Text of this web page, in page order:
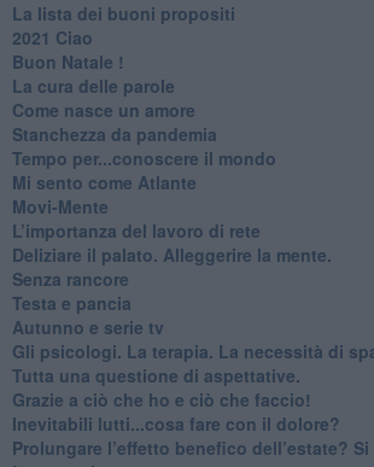
​La lista dei buoni propositi
2021 Ciao
Buon Natale !
​La cura delle parole
​Come nasce un amore
Stanchezza da pandemia
​Tempo per...conoscere il mondo
​Mi sento come Atlante
​Movi-Mente
​L’importanza del lavoro di rete
​Deliziare il palato. Alleggerire la mente.
​Senza rancore
​Testa e pancia
​Autunno e serie tv
​Gli psicologi. La terapia. La necessità di
​Tutta una questione di aspettative.
​Grazie a ciò che ho e ciò che faccio!
​Inevitabili lutti...cosa fare con il dolore?
Prolungare l’effetto benefico dell’estate?